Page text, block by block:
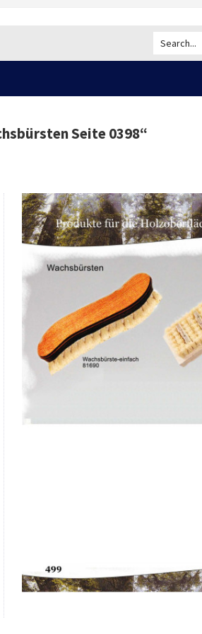
Seite 0398“